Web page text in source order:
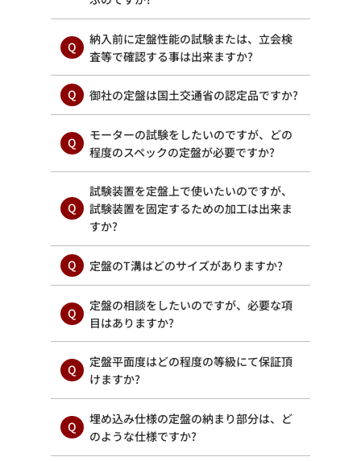
納入前に定盤性能の試験または、立会検
査等で確認する事は出来ますか?
御社の定盤は国土交通省の認定品ですか?
モーターの試験をしたいのですが、どの
程度のスペックの定盤が必要ですか?
試験装置を定盤上で使いたいのですが、
試験装置を固定するための加工は出来ま
すか?
定盤のT溝はどのサイズがありますか?
定盤の相談をしたいのですが、必要な項
目はありますか?
定盤平面度はどの程度の等級にて保証頂
けますか?
埋め込み仕様の定盤の納まり部分は、ど
のような仕様ですか?